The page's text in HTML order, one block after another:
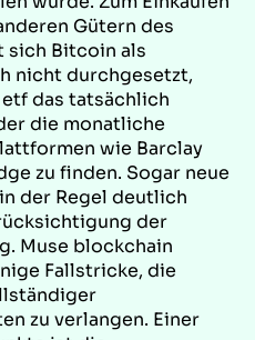
Gütern des
sich Bitcoin als
nicht durchgesetzt,
das tatsächlich
die monatliche
wie Barclay
zu finden. Sogar neue
der Regel deutlich
der
Muse blockchain
Fallstricke, die
zu verlangen. Einer